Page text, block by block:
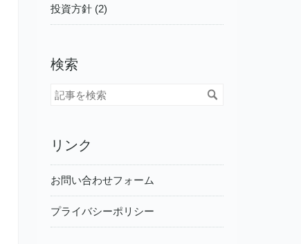
投資方針 (2)
検索
リンク
お問い合わせフォーム
プライバシーポリシー